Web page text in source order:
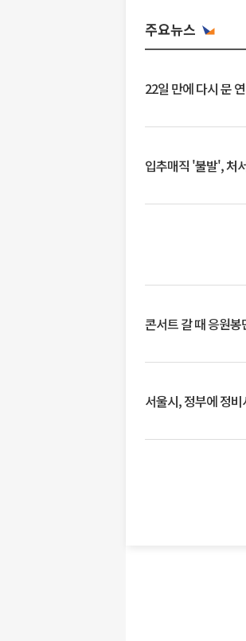
주요뉴스
22일 만에 다시 문
입추매직 '불발', 처
콘서트 갈 때 응원
서울시, 정부에 정